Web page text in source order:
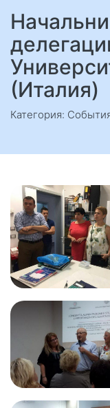
(Италия)
Категория: